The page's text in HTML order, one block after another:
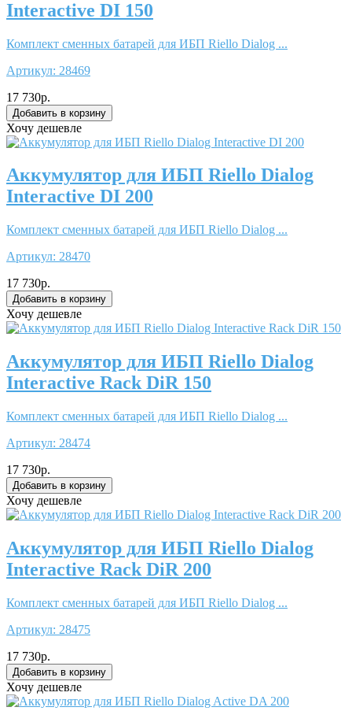
Interactive DI 150
Комплект сменных батарей для ИБП Riello Dialog ...
Артикул: 28469
17 730р.
Хочу дешевле
Аккумулятор для ИБП Riello Dialog
Interactive DI 200
Комплект сменных батарей для ИБП Riello Dialog ...
Артикул: 28470
17 730р.
Хочу дешевле
Аккумулятор для ИБП Riello Dialog
Interactive Rack DiR 150
Комплект сменных батарей для ИБП Riello Dialog ...
Артикул: 28474
17 730р.
Хочу дешевле
Аккумулятор для ИБП Riello Dialog
Interactive Rack DiR 200
Комплект сменных батарей для ИБП Riello Dialog ...
Артикул: 28475
17 730р.
Хочу дешевле